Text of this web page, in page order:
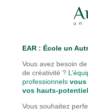
EAR : École un
Vous avez besoin
de créativité ?
professionnels vous
vos hauts-
Vous souhaitez